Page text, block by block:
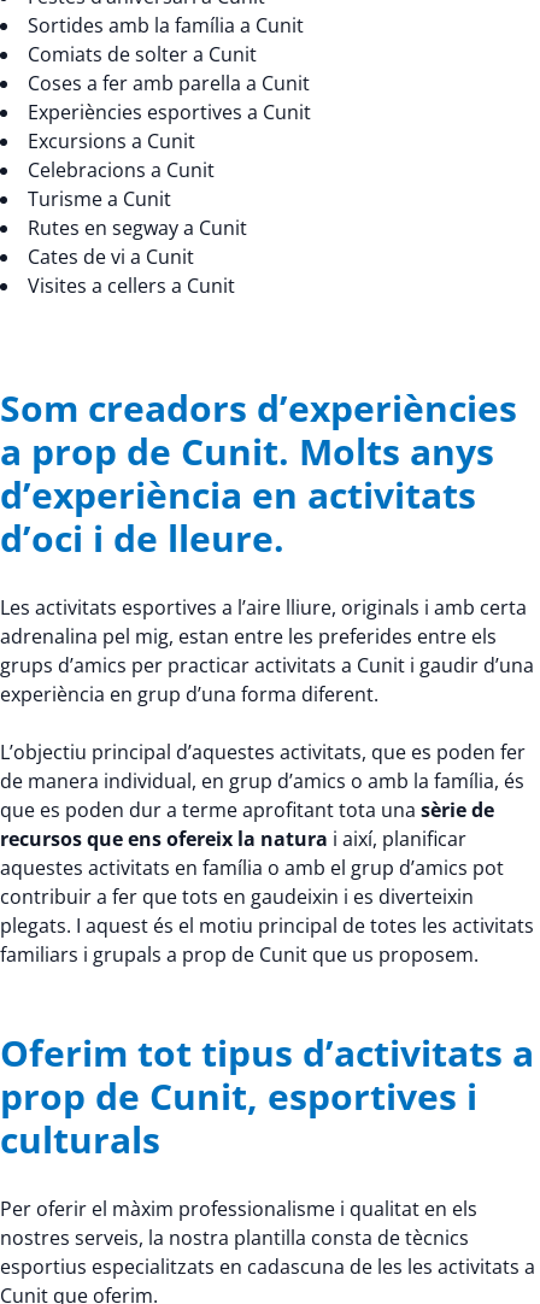
Sortides amb la família a Cunit
Comiats de solter a Cunit
Coses a fer amb parella a Cunit
Experiències esportives a Cunit
Excursions a Cunit
Celebracions a Cunit
Turisme a Cunit
Rutes en segway a Cunit
Cates de vi a Cunit
Visites a cellers a Cunit
Som creadors d’experiències
a prop de Cunit. Molts anys
d’experiència en activitats
d’oci i de lleure.
Les activitats esportives a l’aire lliure, originals i amb certa
adrenalina pel mig, estan entre les preferides entre els
grups d’amics per practicar activitats a Cunit i gaudir d’una
experiència en grup d’una forma diferent.
L’objectiu principal d’aquestes activitats, que es poden fer
de manera individual, en grup d’amics o amb la família, és
que es poden dur a terme aprofitant tota una sèrie de
recursos que ens ofereix la natura i així, planificar
aquestes activitats en família o amb el grup d’amics pot
contribuir a fer que tots en gaudeixin i es diverteixin
plegats. I aquest és el motiu principal de totes les activitats
familiars i grupals a prop de Cunit que us proposem.
Oferim tot tipus d’activitats a
prop de Cunit, esportives i
culturals
Per oferir el màxim professionalisme i qualitat en els
nostres serveis, la nostra plantilla consta de tècnics
esportius especialitzats en cadascuna de les les activitats a
Cunit que oferim.